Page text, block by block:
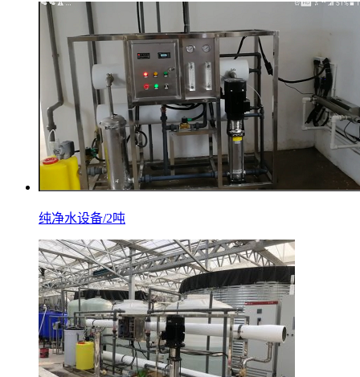
纯净水设备/2吨